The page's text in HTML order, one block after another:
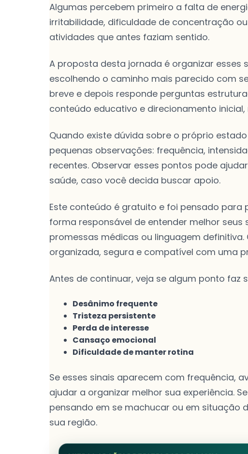
Algumas percebem primeiro a falta de
irritabilidade, dificuldade de concentração
atividades que antes faziam sentido.
A proposta desta jornada é organizar esses
escolhendo o caminho mais parecido com
breve e depois responde perguntas
conteúdo educativo e direcionamento
Quando existe dúvida sobre o próprio
pequenas observações: frequência,
recentes. Observar esses pontos pode
saúde, caso você decida buscar apoio.
Este conteúdo é gratuito e foi pensado
forma responsável de entender melhor seus
promessas médicas ou linguagem
organizada, segura e compatível com uma
Antes de continuar, veja se algum ponto faz
Desânimo frequente
Tristeza persistente
Perda de interesse
Cansaço emocional
Dificuldade de manter rotina
Se esses sinais aparecem com frequência,
ajudar a organizar melhor sua experiência.
pensando em se machucar ou em situação
sua região.